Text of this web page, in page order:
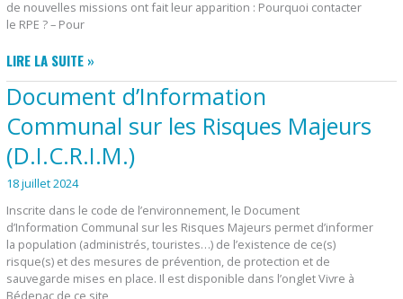
de nouvelles missions ont fait leur apparition : Pourquoi contacter
le RPE ? – Pour
RELAIS
PETITE
ENFANCE
SUR
LE
TERRITOIRE
DES
MONTS
LIRE LA SUITE »
Document d’Information
Communal sur les Risques Majeurs
(D.I.C.R.I.M.)
18 juillet 2024
Inscrite dans le code de l’environnement, le Document
d’Information Communal sur les Risques Majeurs permet d’informer
la population (administrés, touristes…) de l’existence de ce(s)
risque(s) et des mesures de prévention, de protection et de
sauvegarde mises en place. Il est disponible dans l’onglet Vivre à